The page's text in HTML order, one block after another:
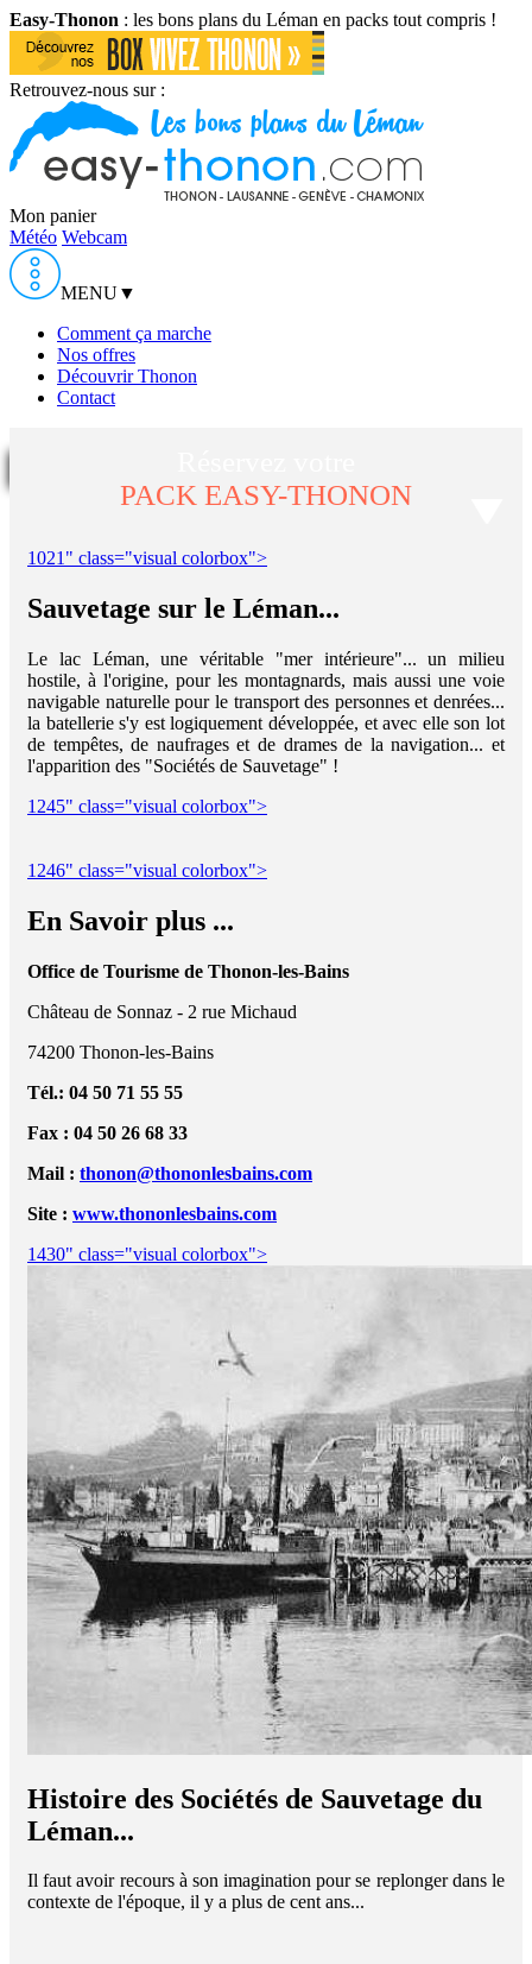
Easy-Thonon : les bons plans du Léman en packs tout compris !
Retrouvez-nous sur :
Mon panier
Météo Webcam
MENU▼
Comment ça marche
Nos offres
Découvrir Thonon
Contact
PACK EASY-THONON
1021" class="visual colorbox">
Sauvetage sur le Léman...
Le lac Léman, une véritable "mer intérieure"... un milieu
hostile, à l'origine, pour les montagnards, mais aussi une voie
navigable naturelle pour le transport des personnes et denrées...
la batellerie s'y est logiquement développée, et avec elle son lot
de tempêtes, de naufrages et de drames de la navigation... et
l'apparition des "Sociétés de Sauvetage" !
1245" class="visual colorbox">
1246" class="visual colorbox">
En Savoir plus ...
Office de Tourisme de Thonon-les-Bains
Château de Sonnaz - 2 rue Michaud
74200 Thonon-les-Bains
Tél.: 04 50 71 55 55
Fax : 04 50 26 68 33
Mail : thonon@thononlesbains.com
Site : www.thononlesbains.com
1430" class="visual colorbox">
Histoire des Sociétés de Sauvetage du
Léman...
Il faut avoir recours à son imagination pour se replonger dans le
contexte de l'époque, il y a plus de cent ans...